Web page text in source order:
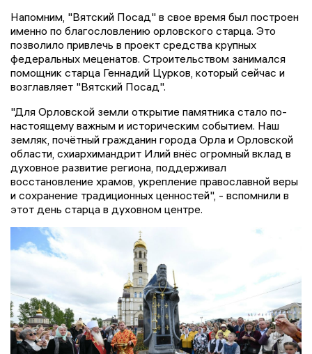
Напомним, "Вятский Посад" в свое время был построен
именно по благословлению орловского старца. Это
позволило привлечь в проект средства крупных
федеральных меценатов. Строительством занимался
помощник старца Геннадий Цурков, который сейчас и
возглавляет "Вятский Посад".
"Для Орловской земли открытие памятника стало по-
настоящему важным и историческим событием. Наш
земляк, почётный гражданин города Орла и Орловской
области, схиархимандрит Илий внёс огромный вклад в
духовное развитие региона, поддерживал
восстановление храмов, укрепление православной веры
и сохранение традиционных ценностей", - вспомнили в
этот день старца в духовном центре.